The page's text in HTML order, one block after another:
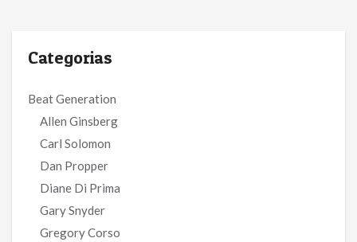
Categorias
Beat Generation
Allen Ginsberg
Carl Solomon
Dan Propper
Diane Di Prima
Gary Snyder
Gregory Corso